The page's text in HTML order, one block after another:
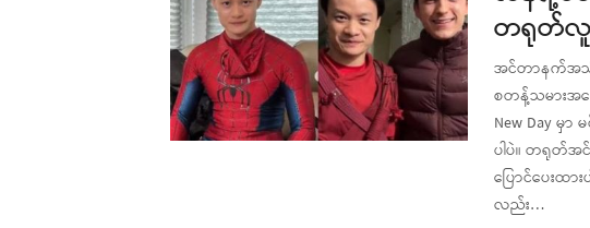
တရုတ်လူ
အင်တာနက်အသုံ
စတန့်သမားအပ
New Day မှ
ပါပဲ။ တရုတ်
ပြောင်ပေး
လည်း…